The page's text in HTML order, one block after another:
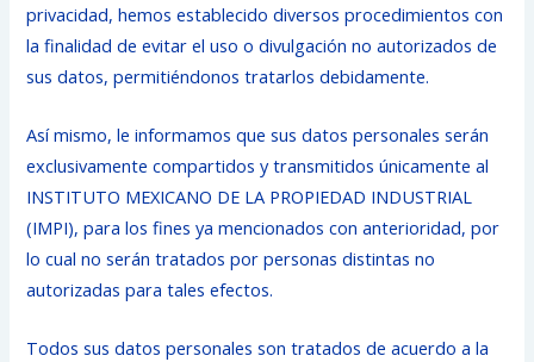
privacidad, hemos establecido diversos procedimientos con
la finalidad de evitar el uso o divulgación no autorizados de
sus datos, permitiéndonos tratarlos debidamente.
Así mismo, le informamos que sus datos personales serán
exclusivamente compartidos y transmitidos únicamente al
INSTITUTO MEXICANO DE LA PROPIEDAD INDUSTRIAL
(IMPI), para los fines ya mencionados con anterioridad, por
lo cual no serán tratados por personas distintas no
autorizadas para tales efectos.
Todos sus datos personales son tratados de acuerdo a la